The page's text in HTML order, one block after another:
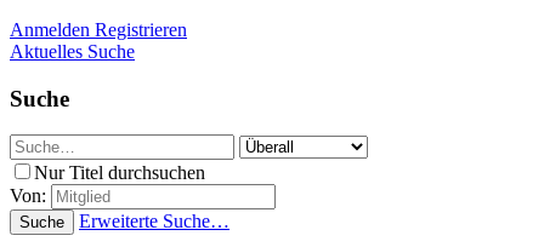
Anmelden Registrieren
Aktuelles Suche
Suche
Nur Titel durchsuchen
Von:
Suche Erweiterte Suche…